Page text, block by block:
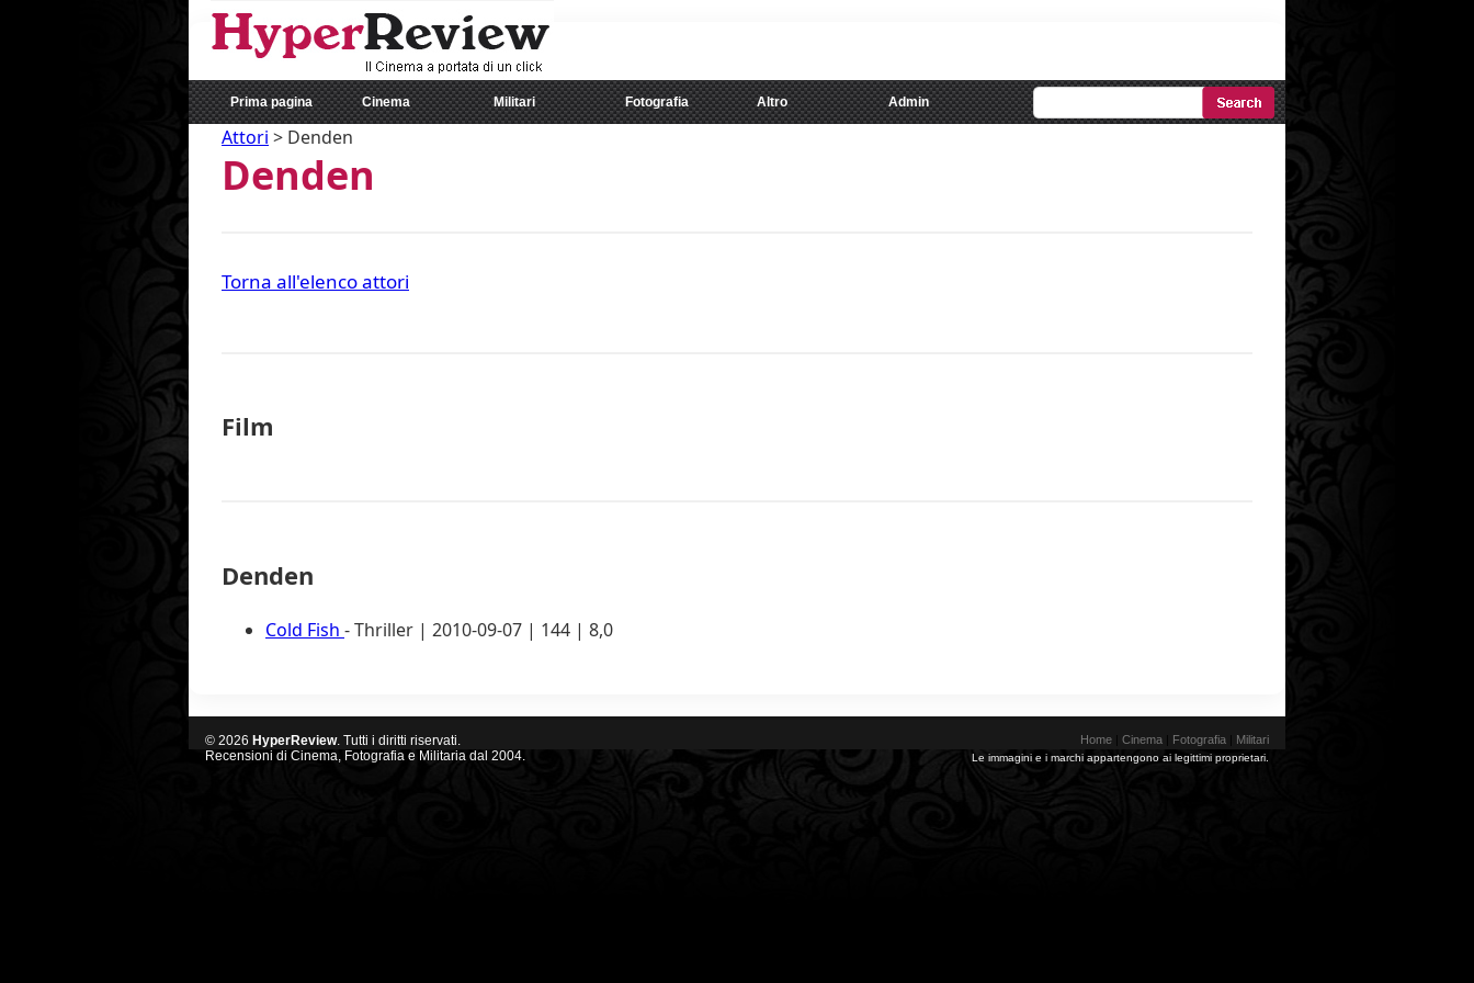
Prima pagina Cinema Militari Fotografia Altro Admin
Attori > Denden
Denden
Torna all'elenco attori
Film
Denden
Cold Fish - Thriller | 2010-09-07 | 144 | 8,0
© 2026 HyperReview. Tutti i diritti riservati.
Recensioni di Cinema, Fotografia e Militaria dal 2004.
Home Cinema Fotografia Militari
Le immagini e i marchi appartengono ai legittimi proprietari.